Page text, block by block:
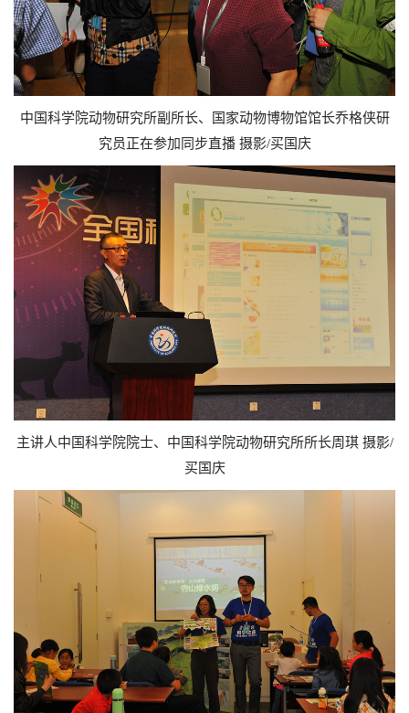
中国科学院动物研究所副所长、国家动物博物馆馆长乔格侠研
究员正在参加同步直播 摄影/买国庆
主讲人中国科学院院士、中国科学院动物研究所所长周琪 摄影/
买国庆